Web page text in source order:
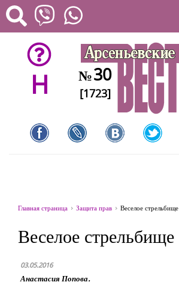
H №30
[1723]
Главная страница Защита прав Веселое стрельбище
Веселое стрельбище
03.05.2016
Анастасия Попова.